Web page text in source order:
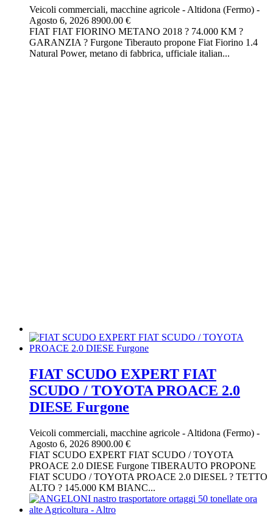
Veicoli commerciali, macchine agricole - Altidona (Fermo) -
Agosto 6, 2026 8900.00 €
FIAT FIAT FIORINO METANO 2018 ? 74.000 KM ?
GARANZIA ? Furgone Tiberauto propone Fiat Fiorino 1.4
Natural Power, metano di fabbrica, ufficiale italian...
FIAT SCUDO EXPERT FIAT
SCUDO / TOYOTA PROACE 2.0
DIESE Furgone
Veicoli commerciali, macchine agricole - Altidona (Fermo) -
Agosto 6, 2026 8900.00 €
FIAT SCUDO EXPERT FIAT SCUDO / TOYOTA
PROACE 2.0 DIESE Furgone TIBERAUTO PROPONE
FIAT SCUDO / TOYOTA PROACE 2.0 DIESEL ? TETTO
ALTO ? 145.000 KM BIANC...